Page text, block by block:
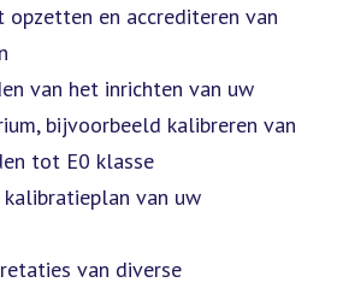
opzetten en accrediteren van
van het inrichten van uw
bijvoorbeeld kalibreren van
tot E0 klasse
van uw
van diverse